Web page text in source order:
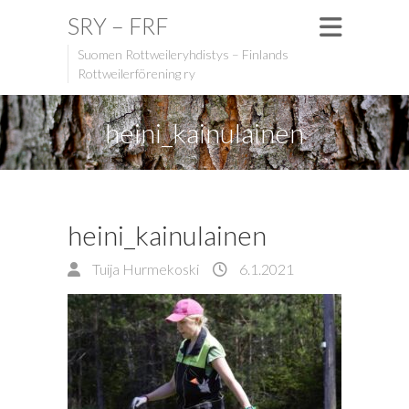
SRY – FRF
Suomen Rottweileryhdistys – Finlands
Rottweilerförening ry
heini_kainulainen
heini_kainulainen
Tuija Hurmekoski 6.1.2021